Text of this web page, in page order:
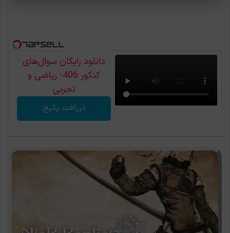
دانلود رایگان سوال‌های
کنکور 406- ریاضی و
تجربی
دریافت پکیج